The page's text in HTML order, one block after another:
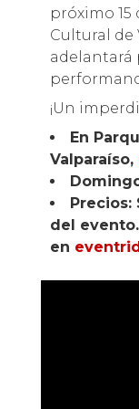
próximo 15
Cultural de
adelantará
¡Un
En
Valparaíso,
Precios:
del
en